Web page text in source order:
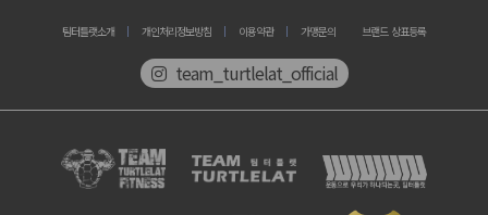
팀터틀랫소개 개인처리정보방침 이용약관 가맹문의 브랜드 상표등록
team_turtlelat_official